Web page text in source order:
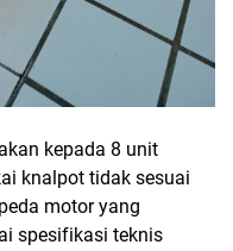
kepada 8 unit
knalpot tidak sesuai
motor yang
spesifikasi teknis